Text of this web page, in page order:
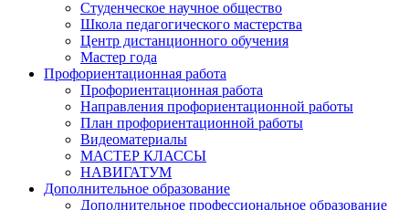
Студенческое научное общество
Школа педагогического мастерства
Центр дистанционного обучения
Мастер года
Профориентационная работа
Профориентационная работа
Направления профориентационной работы
План профориентационной работы
Видеоматериалы
МАСТЕР КЛАССЫ
НАВИГАТУМ
Дополнительное образование
Дополнительное профессиональное образование